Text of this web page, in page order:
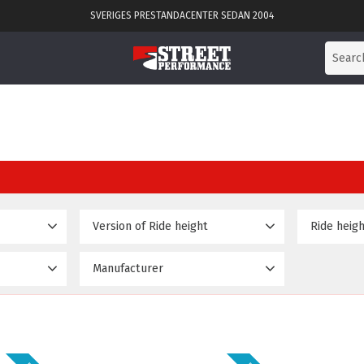
SVERIGES PRESTANDACENTER SEDAN 2004
Manufacturer
Version of Ride height